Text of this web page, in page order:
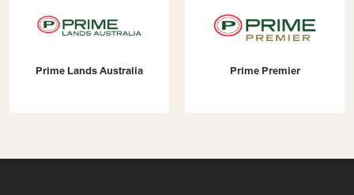
Prime Lands Australia Prime Premier